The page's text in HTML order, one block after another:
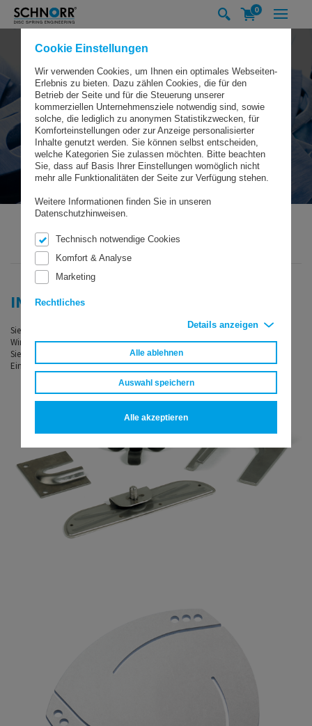
Cookie Einstellungen
Wir verwenden Cookies, um Ihnen ein optimales Webseiten-
Erlebnis zu bieten. Dazu zählen Cookies, die für den
Betrieb der Seite und für die Steuerung unserer
kommerziellen Unternehmensziele notwendig sind, sowie
solche, die lediglich zu anonymen Statistikzwecken, für
Komforteinstellungen oder zur Anzeige personalisierter
Inhalte genutzt werden. Sie können selbst entscheiden,
welche Kategorien Sie zulassen möchten. Bitte beachten
Sie, dass auf Basis Ihrer Einstellungen womöglich nicht
mehr alle Funktionalitäten der Seite zur Verfügung stehen.
Weitere Informationen finden Sie in unseren
Datenschutzhinweisen.
Technisch notwendige Cookies
Komfort & Analyse
Marketing
Rechtliches
Details anzeigen
Alle ablehnen
Auswahl speichern
Alle akzeptieren
0
SCHNORR GMBH BRANCHEN & LÖSUNGEN
INDIVIDUELLE LÖSUNGEN
Sie finden sich in den bisherigen Branchen nicht wieder?
Wir entwickeln und fertigen auch Kleinserien von absoluten Sonderteilen für
Sie.
Einige Beispiele sehen Sie im Folgenden: